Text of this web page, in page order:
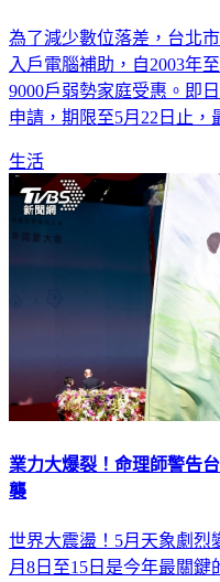
為了減少數位落差，台北
入戶電腦補助，自2003年
9000戶弱勢家庭受惠。即
申請，期限至5月22日止，
生活
業力大爆裂！命理師警告
襲
世界大震盪！5月天象劇烈
月8日至15日是今年最關